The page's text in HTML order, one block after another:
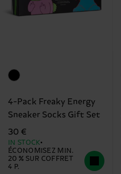
4-Pack Freaky Energy
Sneaker Socks Gift Set
30 €
IN STOCK
ÉCONOMISEZ MIN.
20 % SUR COFFRET
4 P.